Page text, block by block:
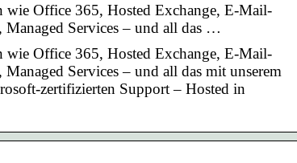
Office 365, Hosted Exchange, E-Mail-
Services – und all das …
Office 365, Hosted Exchange, E-Mail-
Services – und all das mit unserem
zertifizierten Support – Hosted in